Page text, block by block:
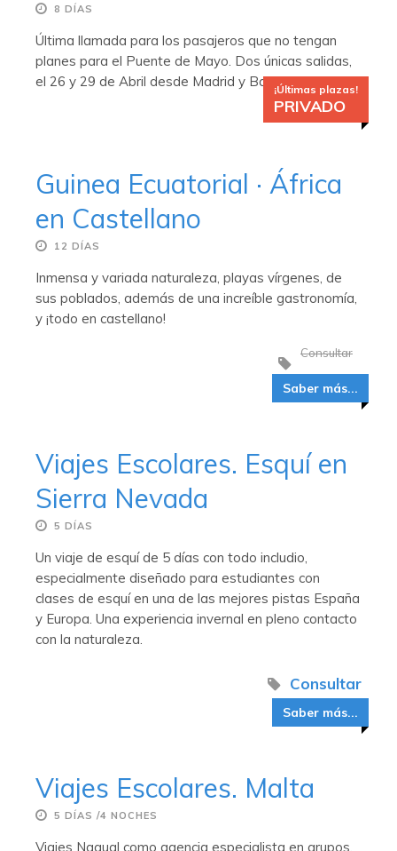
8 DÍAS
Última llamada para los pasajeros que no tengan
planes para el Puente de Mayo. Dos únicas salidas,
el 26 y 29 de Abril desde Madrid y Barcelona¡Últimas plazas!
PRIVADO
Guinea Ecuatorial · África
en Castellano
12 DÍAS
Inmensa y variada naturaleza, playas vírgenes, de
sus poblados, además de una increíble gastronomía,
y ¡todo en castellano!
Consultar
Saber más...
Viajes Escolares. Esquí en
Sierra Nevada
5 DÍAS
Un viaje de esquí de 5 días con todo includio,
especialmente diseñado para estudiantes con
clases de esquí en una de las mejores pistas España
y Europa. Una experiencia invernal en pleno contacto
con la naturaleza.
Consultar
Saber más...
Viajes Escolares. Malta
5 DÍAS /4 NOCHES
Viajes Nagual como agencia especialista en grupos,